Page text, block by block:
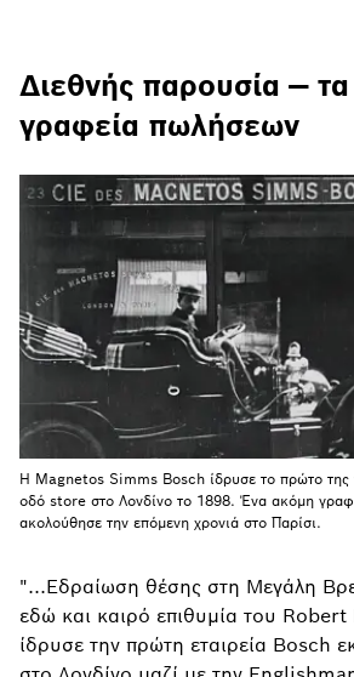
Διεθνής παρουσία —
γραφεία πωλήσεων
Η Magnetos Simms Bosch ίδρυσε το πρώτο της
οδό store στο Λονδίνο το 1898. Ένα ακόμη
ακολούθησε την επόμενη χρονιά στο Παρίσι.
"...Εδραίωση θέσης στη Μεγάλη
εδώ και καιρό επιθυμία του
ίδρυσε την πρώτη εταιρεία Bosch